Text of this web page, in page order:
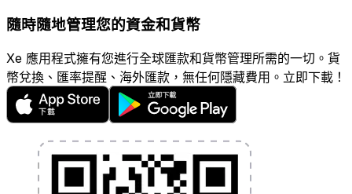
隨時隨地管理您的資金和貨幣
Xe 應用程式擁有您進行全球匯款和貨幣管理所需的一切。貨
幣兌換、匯率提醒、海外匯款，無任何隱藏費用。立即下載！